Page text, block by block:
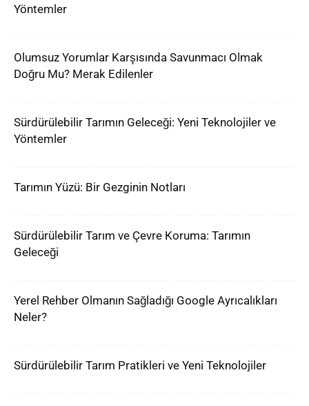
Yöntemler
Olumsuz Yorumlar Karşısında Savunmacı Olmak
Doğru Mu? Merak Edilenler
Sürdürülebilir Tarımın Geleceği: Yeni Teknolojiler ve
Yöntemler
Tarımın Yüzü: Bir Gezginin Notları
Sürdürülebilir Tarım ve Çevre Koruma: Tarımın
Geleceği
Yerel Rehber Olmanın Sağladığı Google Ayrıcalıkları
Neler?
Sürdürülebilir Tarım Pratikleri ve Yeni Teknolojiler